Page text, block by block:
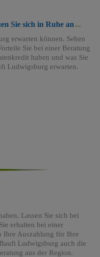
Sie sich in Ruhe an
erwarten können. Sehen
Sie bei einer Beratung
haben und was Sie
Ludwigsburg erwarten.
Lassen Sie sich bei
erhalten bei einer
Ihre Auszahlung für Ihre
Ludwigsburg auch die
aus der Region.